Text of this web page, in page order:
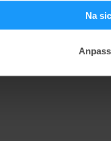
Na